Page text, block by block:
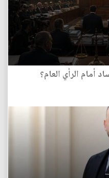
أمام الرأي العام؟